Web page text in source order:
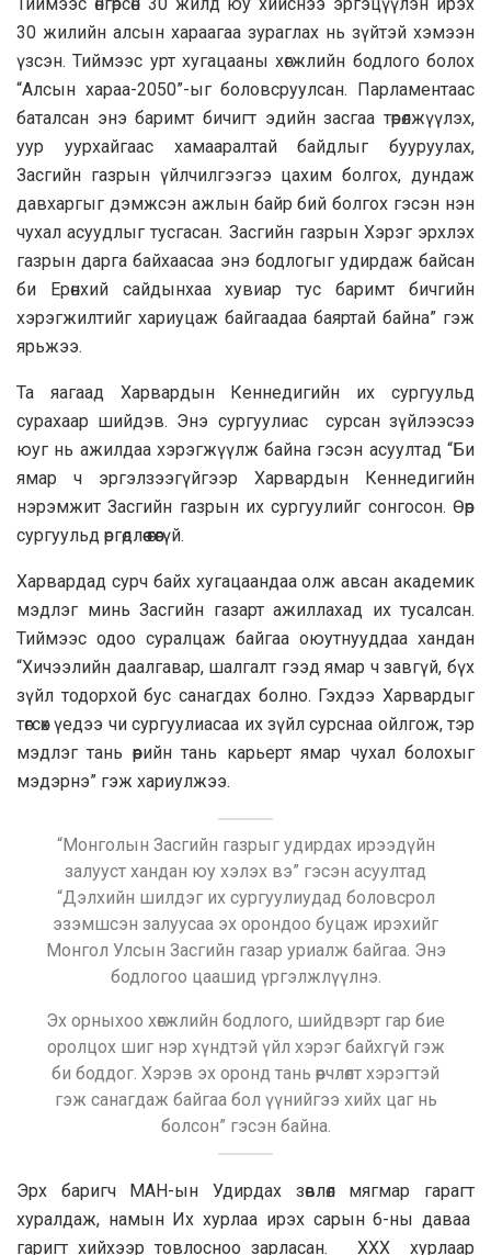
30 жилийн алсын хараагаа зураглах нь зүйтэй хэмээн
үзсэн. Тиймээс урт хугацааны хөгжлийн бодлого болох
“Алсын хараа-2050”-ыг боловсруулсан. Парламентаас
баталсан энэ баримт бичигт эдийн засгаа төрөлжүүлэх,
уур уурхайгаас хамааралтай байдлыг бууруулах,
Засгийн газрын үйлчилгээгээ цахим болгох, дундаж
давхаргыг дэмжсэн ажлын байр бий болгох гэсэн нэн
чухал асуудлыг тусгасан. Засгийн газрын Хэрэг эрхлэх
газрын дарга байхаасаа энэ бодлогыг удирдаж байсан
би Ерөнхий сайдынхаа хувиар тус баримт бичгийн
хэрэгжилтийг хариуцаж байгаадаа баяртай байна” гэж
ярьжээ.
Та яагаад Харвардын Кеннедигийн их сургуульд
сурахаар шийдэв. Энэ сургуулиас сурсан зүйлээсээ
юуг нь ажилдаа хэрэгжүүлж байна гэсэн асуултад “Би
ямар ч эргэлзээгүйгээр Харвардын Кеннедигийн
нэрэмжит Засгийн газрын их сургуулийг сонгосон. Өөр
сургуульд өргөдлөө өгөөгүй.
Харвардад сурч байх хугацаандаа олж авсан академик
мэдлэг минь Засгийн газарт ажиллахад их тусалсан.
Тиймээс одоо суралцаж байгаа оюутнууддаа хандан
“Хичээлийн даалгавар, шалгалт гээд ямар ч завгүй, бүх
зүйл тодорхой бус санагдах болно. Гэхдээ Харвардыг
төгсөх үедээ чи сургуулиасаа их зүйл сурснаа ойлгож, тэр
мэдлэг тань өөрийн тань карьерт ямар чухал болохыг
мэдэрнэ” гэж хариулжээ.
“Монголын Засгийн газрыг удирдах ирээдүйн
залууст хандан юу хэлэх вэ” гэсэн асуултад
“Дэлхийн шилдэг их сургуулиудад боловсрол
эзэмшсэн залуусаа эх орондоо буцаж ирэхийг
Монгол Улсын Засгийн газар уриалж байгаа. Энэ
бодлогоо цаашид үргэлжлүүлнэ.
Эх орныхоо хөгжлийн бодлого, шийдвэрт гар бие
оролцох шиг нэр хүндтэй үйл хэрэг байхгүй гэж
би боддог. Хэрэв эх оронд тань өөрчлөлт хэрэгтэй
гэж санагдаж байгаа бол үүнийгээ хийх цаг нь
болсон” гэсэн байна.
Эрх баригч МАН-ын Удирдах зөвлөл мягмар гарагт
хуралдаж, намын Их хурлаа ирэх сарын 6-ны даваа
гаригт хийхээр товлосноо зарласан. XXX хурлаар